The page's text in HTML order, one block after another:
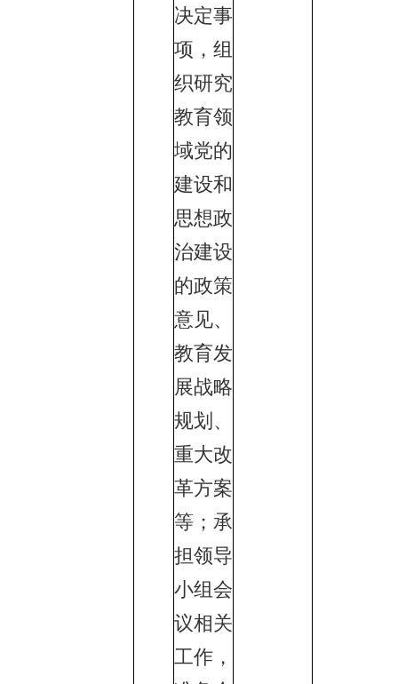
决定事
项，组
织研究
教育领
域党的
建设和
思想政
治建设
的政策
意见、
教育发
展战略
规划、
重大改
革方案
等；承
担领导
小组会
议相关
工作，